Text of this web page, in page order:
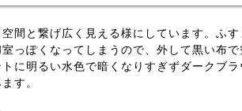
間と繋げ広く見える様にしています。ふ
っぽくなってしまうので、外して黒い布
に明るい水色で暗くなりすぎずダークブ
す。